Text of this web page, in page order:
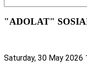
"ADOLAT"
Saturday, 30 May 2026